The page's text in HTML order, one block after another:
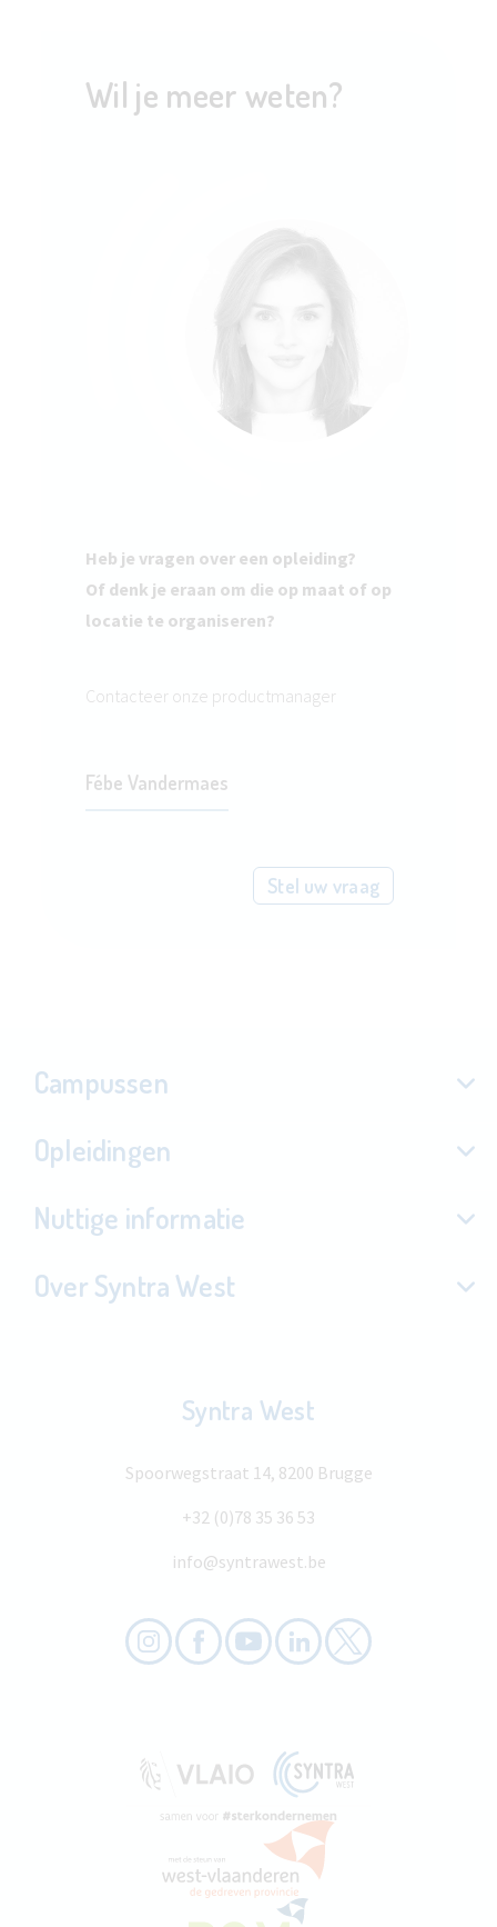
Wil je meer weten?
Heb je vragen over een opleiding?
Of denk je eraan om die op maat of op
locatie te organiseren?
Contacteer onze productmanager
Fébe Vandermaes
Stel uw vraag
Campussen
Opleidingen
Nuttige informatie
Over Syntra West
Syntra West
Spoorwegstraat 14, 8200 Brugge
+32 (0)78 35 36 53
info@syntrawest.be